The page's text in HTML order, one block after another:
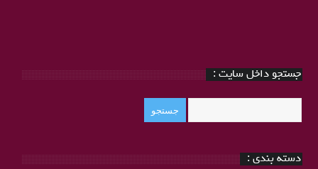
جستجو داخل سایت :
دسته بندی :